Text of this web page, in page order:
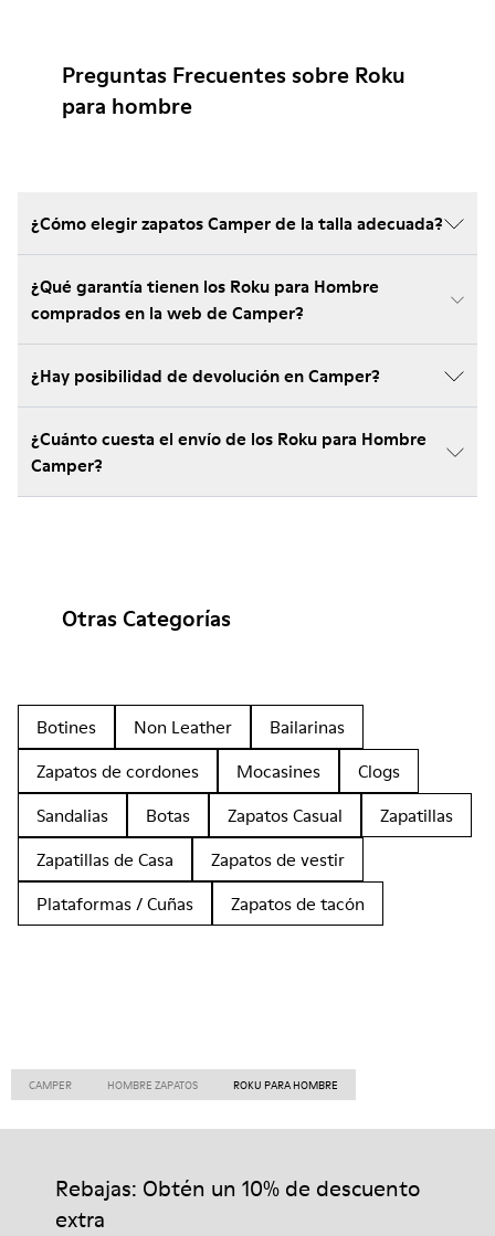
Preguntas Frecuentes sobre Roku
para hombre
¿Cómo elegir zapatos Camper de la talla adecuada?
¿Qué garantía tienen los Roku para Hombre
comprados en la web de Camper?
¿Hay posibilidad de devolución en Camper?
¿Cuánto cuesta el envío de los Roku para Hombre
Camper?
Otras Categorías
Botines Non Leather
Bailarinas
Zapatos de cordones
Mocasines
Clogs
Sandalias
Botas Zapatos Casual
Zapatillas
Zapatillas de Casa
Zapatos de vestir
Plataformas / Cuñas
Zapatos de tacón
CAMPER HOMBRE ZAPATOS ROKU PARA HOMBRE
Rebajas: Obtén un 10% de descuento
extra